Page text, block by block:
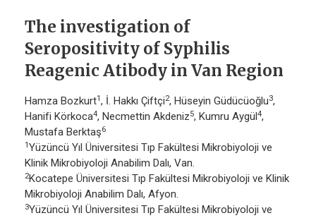
The investigation of
Seropositivity of Syphilis
Reagenic Atibody in Van Region
Hamza Bozkurt1, İ. Hakkı Çiftçi2, Hüseyin Güdücüoğlu3,
Hanifi Körkoca4, Necmettin Akdeniz5, Kumru Aygül 4,
Mustafa Berktaş6
1Yüzüncü Yıl Üniversitesi Tıp Fakültesi Mikrobiyoloji ve
Klinik Mikrobiyoloji Anabilim Dalı, Van.
2Kocatepe Üniversitesi Tıp Fakültesi Mikrobiyoloji ve Klinik
Mikrobiyoloji Anabilim Dalı, Afyon.
3Yüzüncü Yıl Üniversitesi Tıp Fakültesi Mikrobiyoloji ve